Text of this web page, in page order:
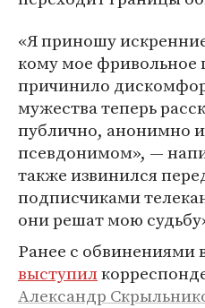
«Я приношу
кому мое фривольное
причинило
мужества теперь
публично, анонимно
псевдонимом», —
также извинился
подписчиками
они решат мою
Ранее с обвинениями
выступил
Александр